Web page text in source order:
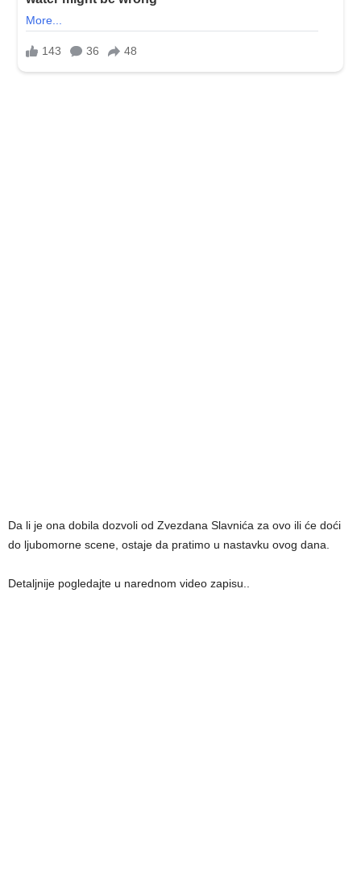
Da li je ona dobila dozvoli od Zvezdana Slavnića za ovo ili će doći
do ljubomorne scene, ostaje da pratimo u nastavku ovog dana.
Detaljnije pogledajte u narednom video zapisu..